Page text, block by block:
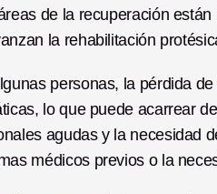
de la recuperación
la rehabilitación
personas, la pérdida
lo que puede acarrear
agudas y la necesidad
médicos previos o la